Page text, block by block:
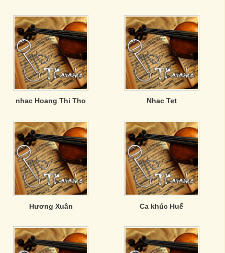
nhac Hoang Thi Tho Nhac Tet
Hương Xuân Ca khúc Huế